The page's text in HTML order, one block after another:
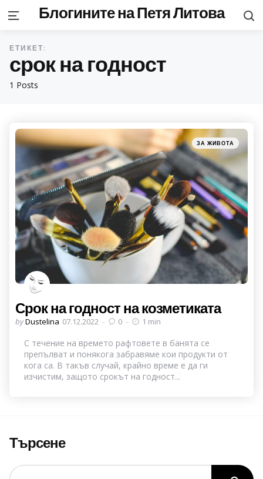
MenuБлогините на Петя Литова
1 Posts
ЕТИКЕТ:
срок на годност
Categories
Posted
in
ЗА ЖИВОТА
Срок на годност на козметиката
Posted
byDustelina 07.12.2022 0 1 min
С течение на времето рафтовете в банята се
препълват и понякога забравяме кои продукти от
кога са. В такъв случай, крайно време е да ги
изчистим, защото срокът на годност...
Търсене